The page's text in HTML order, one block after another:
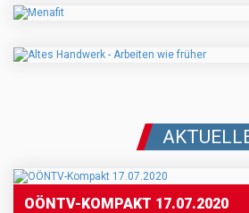
OÖNTV-KOMPAKT 17.07.2020